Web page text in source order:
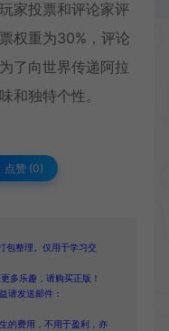
家投票和评论家评
权重为30%，评论
了向世界传递阿拉
和独特个性。
点赞 (0)
包整理。仅用于学习交
多乐趣，请购买正版！
请发送邮件：
的费用，不用于盈利，亦